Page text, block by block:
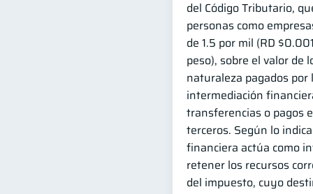
del Código Tributario,
personas como
de 1.5 por mil (RD
peso), sobre el valor de
naturaleza pagados por
intermediación
transferencias o pagos
terceros. Según lo
financiera actúa como
retener los recursos
del impuesto, cuyo